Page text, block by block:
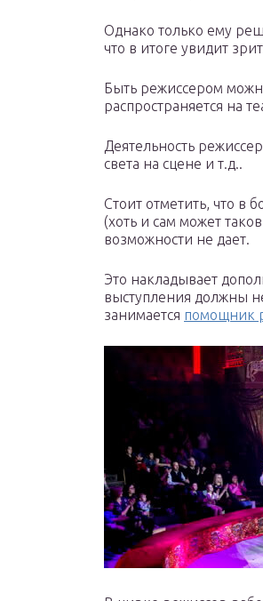
Однако только ему
что в итоге увидит
Быть режиссером
распространяется на
Деятельность
света на сцене и т.д..
Стоит отметить, что в
(хоть и сам может
возможности не дает.
Это накладывает
выступления должны
занимается помощник